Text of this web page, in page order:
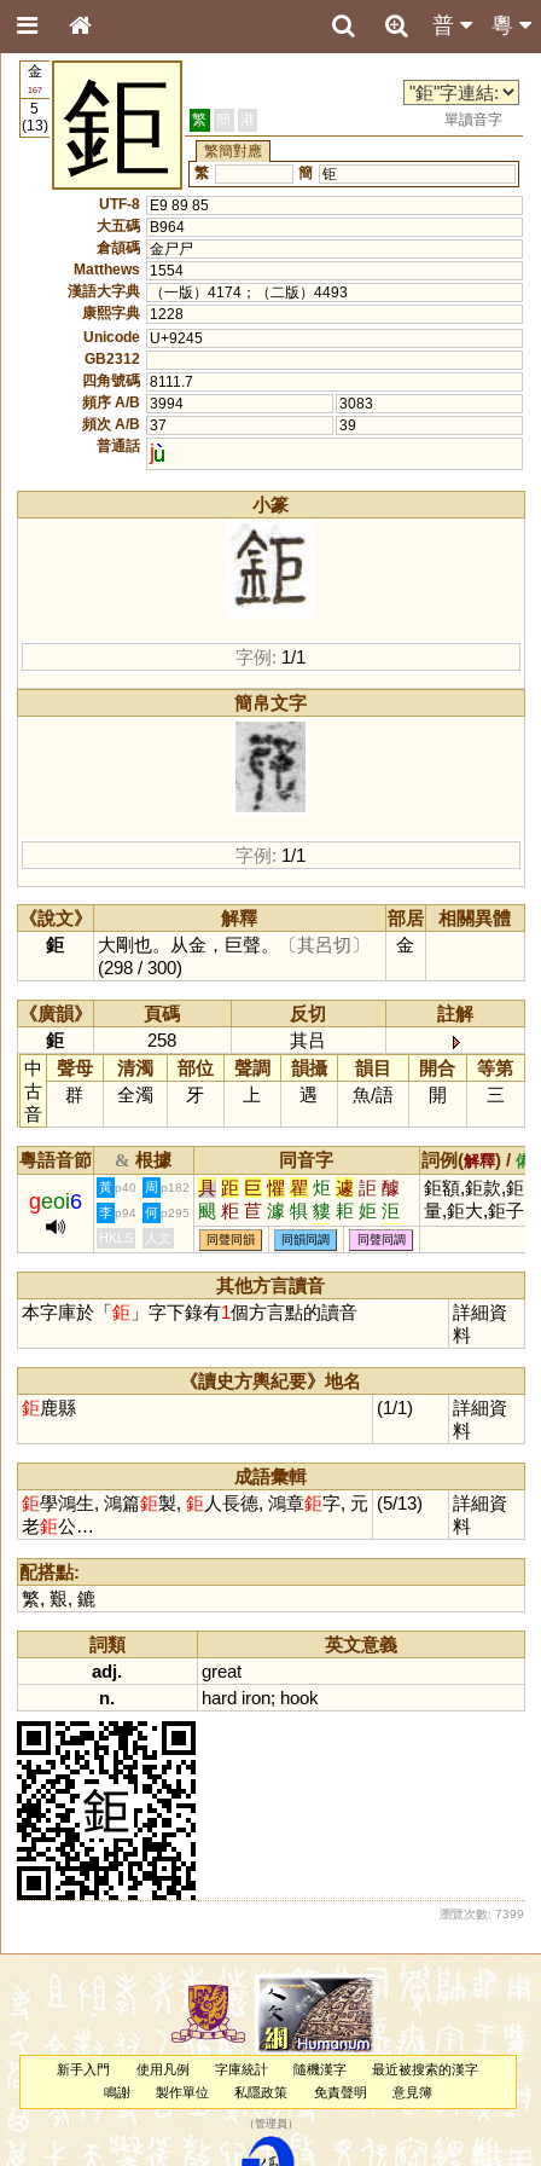
粵
普
金
167
5
(13)
鉅 繁 簡 港
單讀音字
繁簡對應
繁
簡 钜
UTF-8
E9 89 85
大五碼
B964
倉頡碼 金尸尸
Matthews
1554
漢語大字典
（一版）4174；（二版）4493
康熙字典
1228
Unicode
U+9245
GB2312
四角號碼 8111.7
頻序 A/B
3994
3083
頻次 A/B
37
39
普通話
j
小篆
字例: 1/1
簡帛文字
字例: 1/1
《說文》 解釋 部居
相關異體
鉅
大剛也。从金，巨聲。
〔其呂切〕
(298 / 300)
金
《廣韻》 頁碼 反切
註解
鉅
258
其吕
中
古
音
聲母 清濁 部位 聲調 韻攝 韻目 開合
等第
群
全濁 牙 上 遇 魚/語 開 三
粵語音節 & 根據 同音字 詞例(解釋) / 備
geoi6
黃 p40 周 p182 具 距 巨 懼 瞿 炬 遽 詎 醵
颶 粔 苣 澽 犋 貗 耟 姖 洰
埧 懅 鐻 窶 岠 秬 駏 蚷 虡
寠
鉅額,鉅款,鉅
量,鉅大,鉅子,
鉅富,鉅著
李 p94 何 p295
HKLS 人文 同聲同韻 同韻同調 同聲同調
其他方言讀音
本字庫於「鉅」字下錄有1個方言點的讀音
詳細資
料
《讀史方輿紀要》地名
鉅鹿縣 (1/1)
詳細資
料
成語彙輯
鉅學鴻生, 鴻篇鉅製, 鉅人長德, 鴻章鉅字, 元
老鉅公…
(5/13)
詳細資
料
配搭點:
繁, 艱, 鏕
詞類
英文意義
adj.
great
n.
hard iron; hook
瀏覽次數: 7399
新手入門 使用凡例 字庫統計 隨機漢字
最近被搜索的漢字
鳴謝
製作單位 私隱政策 免責聲明 意見簿
（管理員 ）